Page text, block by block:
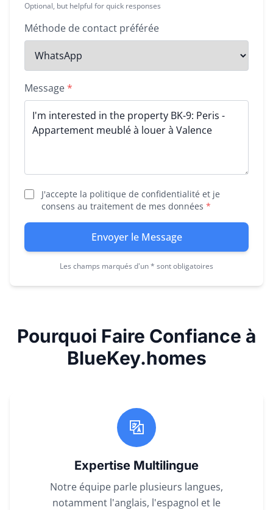
Optional, but helpful for quick responses
Méthode de contact préférée
Message*
J'accepte la politique de confidentialité et je
consens au traitement de mes données *
Envoyer le Message
Les champs marqués d'un * sont obligatoires
Pourquoi Faire Confiance à
BlueKey.homes
Expertise Multilingue
Notre équipe parle plusieurs langues,
notamment l'anglais, l'espagnol et le